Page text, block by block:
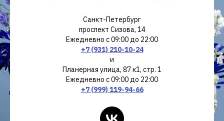
Санкт-Петербург
проспект Сизова, 14
Ежедневно с 09:00 до 22:00
+7 (931) 210-10-24
и
Планерная улица, 87 к1, стр. 1
Ежедневно с 09:00 до 22:00
+7 (999) 119-94-66